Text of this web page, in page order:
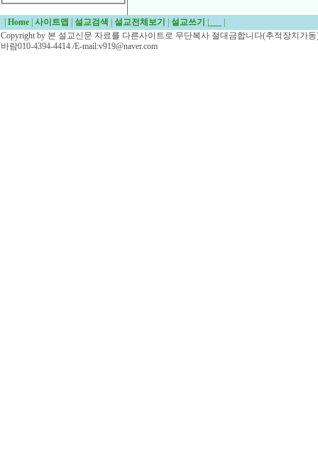
Home 사이트맵 설교검색 설교전체보기 설교쓰기
Copyright by 본 설교신문 자료를 다른사이트로 무단복사 절대금합니다(추적장치가
바람010-4394-4414 /E-mail:v919@naver.com